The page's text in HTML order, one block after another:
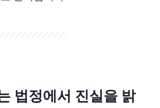
법정에서 진실을 밝